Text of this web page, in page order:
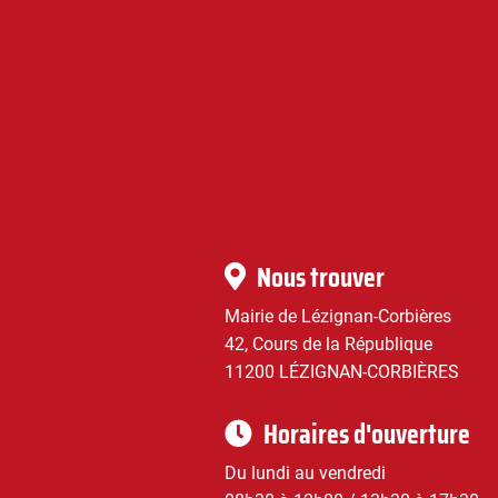
Nous trouver
Mairie de Lézignan-Corbières
42, Cours de la République
11200 LÉZIGNAN-CORBIÈRES
Horaires d'ouverture
Du lundi au vendredi